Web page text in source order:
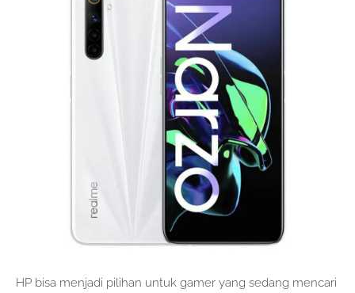
HP bisa menjadi pilihan untuk gamer yang sedang mencari